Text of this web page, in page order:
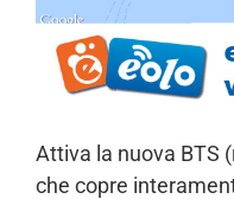
Attiva la nuova BTS
che copre